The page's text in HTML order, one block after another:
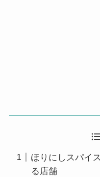
ほりにしスパイ
る店舗